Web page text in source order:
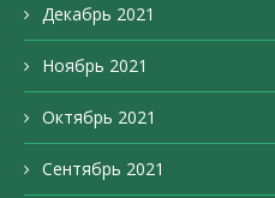
Декабрь 2021
Ноябрь 2021
Октябрь 2021
Сентябрь 2021